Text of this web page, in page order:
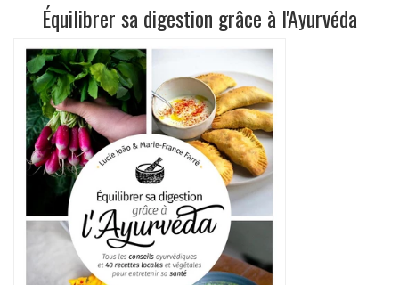
Équilibrer sa digestion grâce à l'Ayurvéda